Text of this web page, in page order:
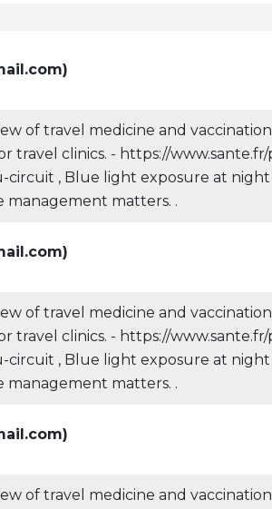
)
of travel medicine and
travel clinics. - https://
circuit , Blue light exposure at
management matters. .
)
of travel medicine and
travel clinics. - https://
circuit , Blue light exposure at
management matters. .
)
of travel medicine and